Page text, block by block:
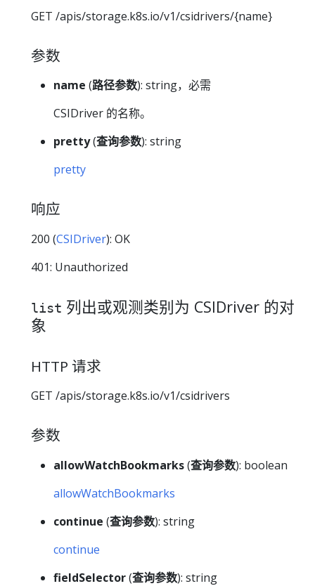
GET /apis/storage.k8s.io/v1/csidrivers/{name}
参数
name (路径参数): string，必需
CSIDriver 的名称。
pretty(查询参数): string
pretty
响应
200 (CSIDriver): OK
401: Unauthorized
list 列出或观测类别为 CSIDriver 的对
象
HTTP 请求
GET /apis/storage.k8s.io/v1/csidrivers
参数
allowWatchBookmarks(查询参数): boolean
allowWatchBookmarks
continue (查询参数): string
continue
fieldSelector(查询参数): string